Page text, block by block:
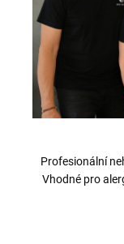
Profesionální
Vhodné pro